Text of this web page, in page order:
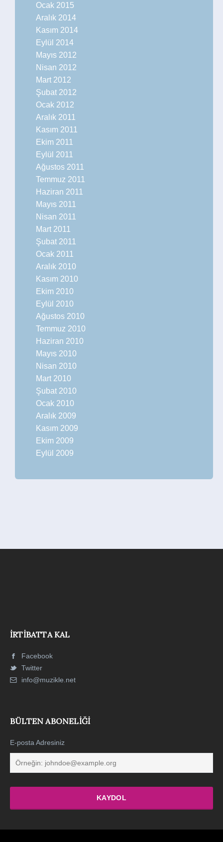
Ocak 2015
Aralık 2014
Kasım 2014
Eylül 2014
Mayıs 2012
Nisan 2012
Mart 2012
Şubat 2012
Ocak 2012
Aralık 2011
Kasım 2011
Ekim 2011
Eylül 2011
Ağustos 2011
Temmuz 2011
Haziran 2011
Mayıs 2011
Nisan 2011
Mart 2011
Şubat 2011
Ocak 2011
Aralık 2010
Kasım 2010
Ekim 2010
Eylül 2010
Ağustos 2010
Temmuz 2010
Haziran 2010
Mayıs 2010
Nisan 2010
Mart 2010
Şubat 2010
Ocak 2010
Aralık 2009
Kasım 2009
Ekim 2009
Eylül 2009
İRTIBATTA KAL
Facebook
Twitter
info@muzikle.net
BÜLTEN ABONELIĞI
E-posta Adresiniz